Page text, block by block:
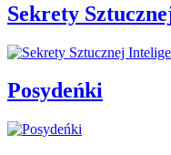
Sekrety
Posydeńki